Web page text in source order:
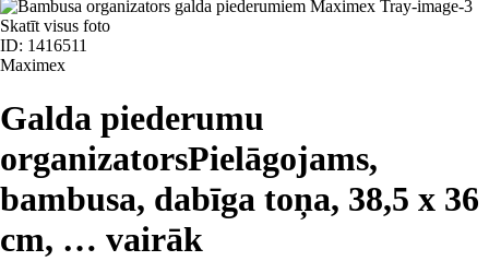
Skatīt visus foto
ID: 1416511
Maximex
Galda piederumu
organizatorsPielāgojams,
bambusa, dabīga toņa, 38,5 x 36
cm, … vairāk